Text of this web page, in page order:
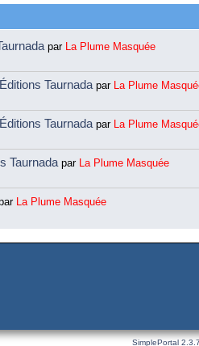
par La Plume Masquée
Taurnada par La Plume
Taurnada par La Plume
Taurnada par La Plume Masquée
La Plume Masquée
SimplePortal